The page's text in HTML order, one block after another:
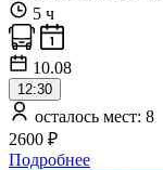
5 ч
10.08
12:30
осталось мест: 8
2600 ₽
Подробнее